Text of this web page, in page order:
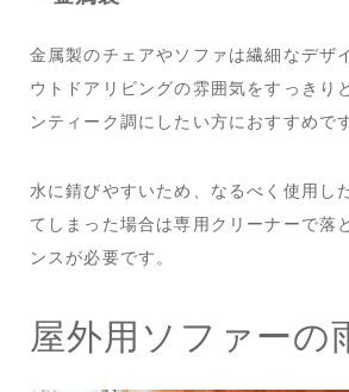
金属製のチェアやソファは繊細なデザ
ウトドアリビングの雰囲気をすっきり
ンティーク調にしたい方におすすめです
水に錆びやすいため、なるべく使用し
てしまった場合は専用クリーナーで落
ンスが必要です。
屋外用ソファーの